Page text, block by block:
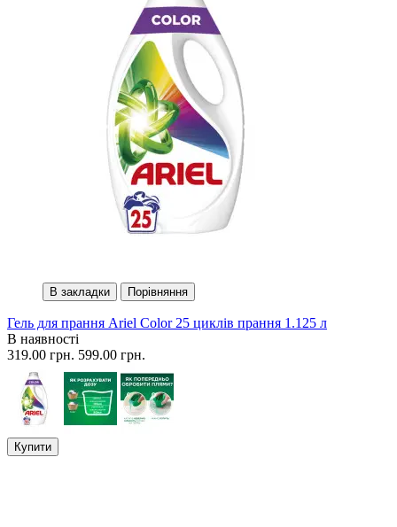
В закладки Порівняння
Гель для прання Ariel Color 25 циклів прання 1.125 л
В наявності
319.00 грн. 599.00 грн.
Купити